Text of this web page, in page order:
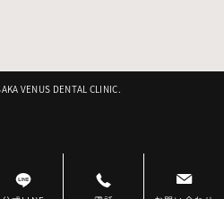
VENUS DENTAL CLINIC.